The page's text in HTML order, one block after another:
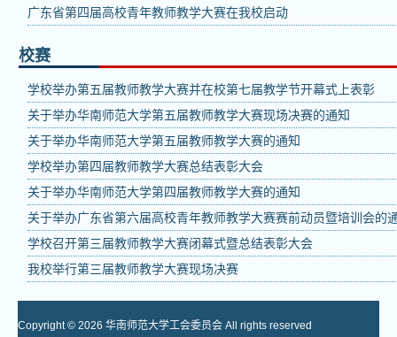
广东省第四届高校青年教师教学大赛在我校启动
校赛
学校举办第五届教师教学大赛并在校第七届教学节开幕式上表彰
关于举办华南师范大学第五届教师教学大赛现场决赛的通知
关于举办华南师范大学第五届教师教学大赛的通知
学校举办第四届教师教学大赛总结表彰大会
关于举办华南师范大学第四届教师教学大赛的通知
关于举办广东省第六届高校青年教师教学大赛赛前动员暨培训会的
学校召开第三届教师教学大赛闭幕式暨总结表彰大会
我校举行第三届教师教学大赛现场决赛
Copyright © 2026 华南师范大学工会委员会 All rights reserved